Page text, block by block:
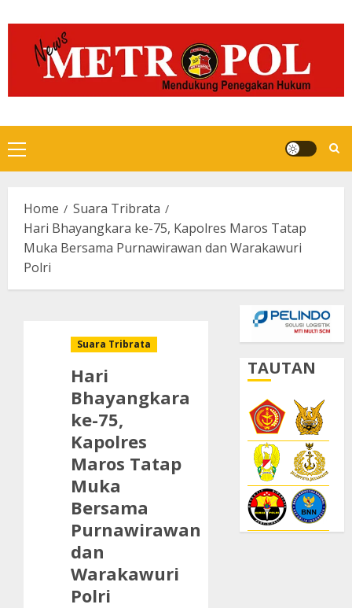
to
content
Primary
Menu
Home
Suara Tribrata
Hari Bhayangkara ke-75, Kapolres Maros Tatap
Muka Bersama Purnawirawan dan Warakawuri
Polri
Suara Tribrata
Hari
Bhayangkara
ke-75,
Kapolres
Maros Tatap
Muka
Bersama
Purnawirawan
dan
Warakawuri
Polri
TAUTAN